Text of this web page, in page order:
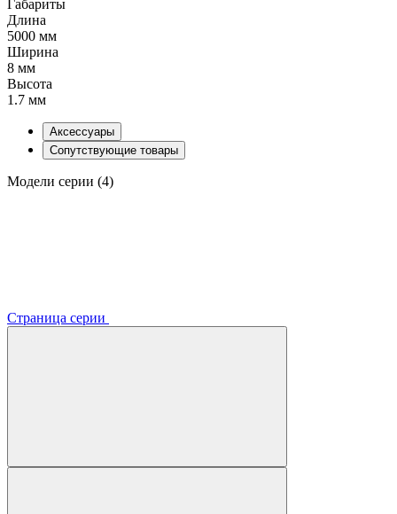
Габариты
Длина
5000 мм
Ширина
8 мм
Высота
1.7 мм
Аксессуары
Сопутствующие товары
Модели серии (4)
Страница серии